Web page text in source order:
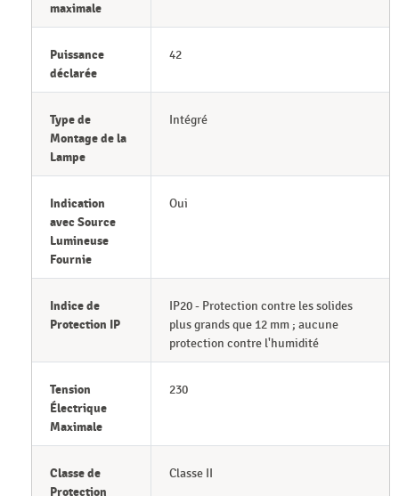
maximale
Puissance
déclarée
42
Type de
Montage de la
Lampe
Intégré
Indication
avec Source
Lumineuse
Fournie
Oui
Indice de
Protection IP
IP20 - Protection contre les solides
plus grands que 12 mm ; aucune
protection contre l'humidité
Tension
Électrique
Maximale
230
Classe de
Protection
Classe II